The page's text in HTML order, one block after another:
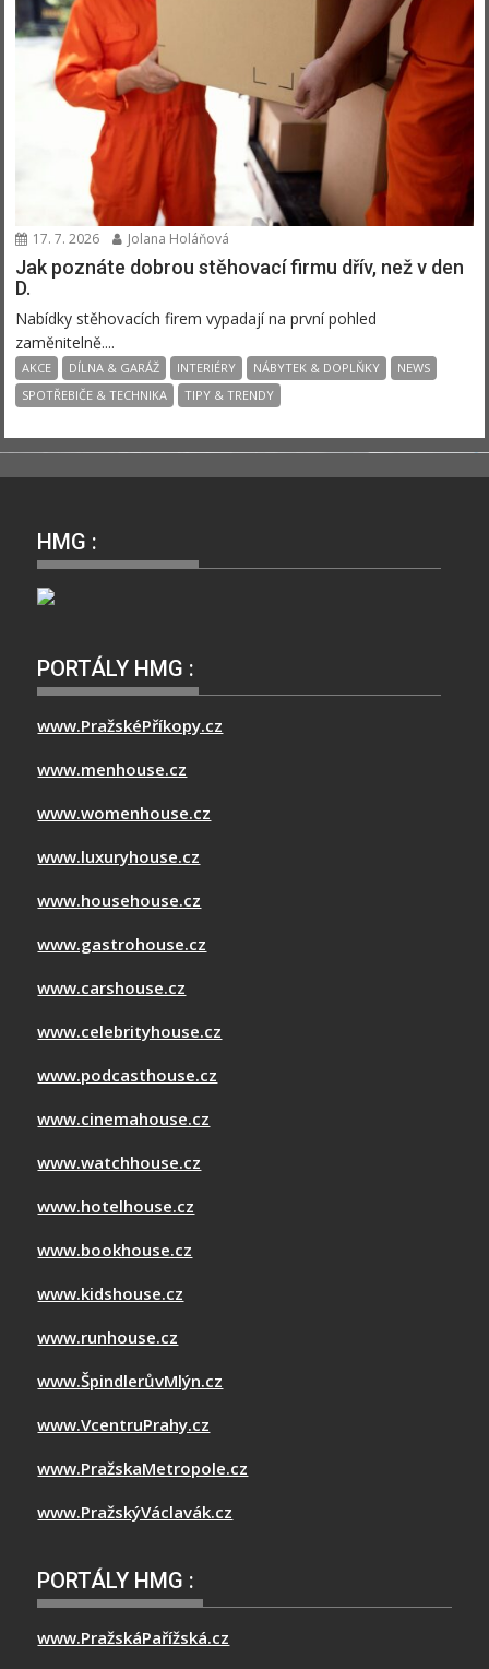
17. 7. 2026 Jolana Holáňová
Jak poznáte dobrou stěhovací firmu dřív, než v den
D.
Nabídky stěhovacích firem vypadají na první pohled
zaměnitelně....
AKCE DÍLNA & GARÁŽ INTERIÉRY NÁBYTEK & DOPLŇKY
NEWS
SPOTŘEBIČE & TECHNIKA
TIPY & TRENDY
HMG :
PORTÁLY HMG :
www.PražskéPříkopy.cz
www.menhouse.cz
www.womenhouse.cz
www.luxuryhouse.cz
www.househouse.cz
www.gastrohouse.cz
www.carshouse.cz
www.celebrityhouse.cz
www.podcasthouse.cz
www.cinemahouse.cz
www.watchhouse.cz
www.hotelhouse.cz
www.bookhouse.cz
www.kidshouse.cz
www.runhouse.cz
www.ŠpindlerůvMlýn.cz
www.VcentruPrahy.cz
www.PražskaMetropole.cz
www.PražskýVáclavák.cz
PORTÁLY HMG :
www.PražskáPařížská.cz